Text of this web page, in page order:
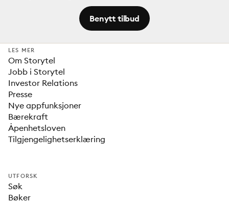
Benytt tilbud
LES MER
Om Storytel
Jobb i Storytel
Investor Relations
Presse
Nye appfunksjoner
Bærekraft
Åpenhetsloven
Tilgjengelighetserklæring
UTFORSK
Søk
Bøker